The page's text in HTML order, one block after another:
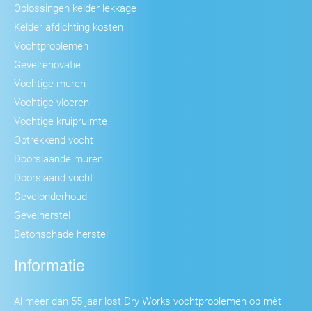
Oplossingen kelder lekkage
Kelder afdichting kosten
Vochtproblemen
Gevelrenovatie
Vochtige muren
Vochtige vloeren
Vochtige kruipruimte
Optrekkend vocht
Doorslaande muren
Doorslaand vocht
Gevelonderhoud
Gevelherstel
Betonschade herstel
Informatie
Al meer dan 55 jaar lost Dry Works vochtproblemen op mèt